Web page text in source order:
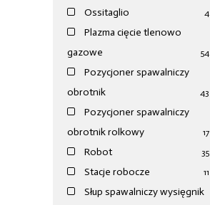
Ossitaglio 4
Plazma cięcie tlenowo
gazowe
54
Pozycjoner spawalniczy
obrotnik
43
Pozycjoner spawalniczy
obrotnik rolkowy
17
Robot 35
Stacje robocze 11
Słup spawalniczy wysięgnik